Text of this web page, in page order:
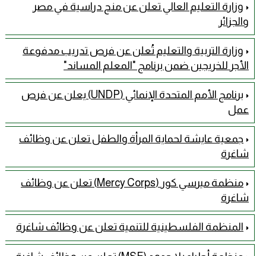
وزارة التعليم العالي تعلن عن منح دراسية في مصر
والجزائر
وزارة التربية والتعليم تُعلن عن فرص تدريب مدفوعة
الأجر للخريجين ضمن برنامج "المعلم المساند"
برنامج الأمم المتحدة الإنمائي (UNDP) يعلن عن فرص
عمل
جمعية عايشة لحماية المرأة والطفل تعلن عن وظائف
شاغرة
منظمة ميرسي كور (Mercy Corps) تعلن عن وظائف
شاغرة
المنظمة الفلسطينية للتنمية تعلن عن وظائف شاغرة